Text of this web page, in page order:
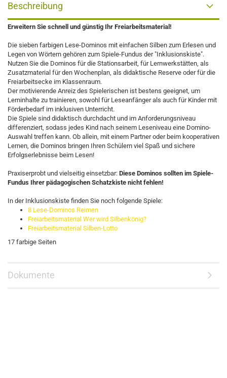
Beschreibung
Erweitern Sie schnell und günstig Ihr Freiarbeitsmaterial!
Die sieben farbigen Lese-Dominos mit einfachen Silben zum Erlesen und
Legen von Wörtern gehören zum Spiele-Fundus der "Inklusionskiste".
Nutzen Sie die Dominos für die Stationsarbeit, für Lernwerkstätten, als
Zusatzmaterial für den Wochenplan, als didaktische Reserve oder für die
Freiarbeitsecke im Klassenraum.
Der motivierende Anreiz des Spielerischen ist bestens geeignet, um
Lerninhalte zu trainieren, sowohl für Leseanfänger als auch für Kinder mit
Förderbedarf im inklusiven Unterricht.
Die Spiele sind didaktisch durchdacht und im Anforderungsniveau
differenziert, sodass jedes Kind nach seinem Leseniveau eine Domino-
Auswahl treffen kann. Ob allein, mit einem Partner oder beim kooperativen
Lernen, die Dominos bringen Ihren Schülern viel Spaß und sichere
Erfolgserlebnisse beim Lesen!
Praxiserprobt und vielseitig einsetzbar: Diese Dominos sollten im Spiele-
Fundus Ihrer pädagogischen Schatzkiste nicht fehlen!
In der Inklusionskiste finden Sie noch folgende Spiele:
8 Lese-Dominos Reimen
Freiarbeitsmaterial Wer wird Silbenkönig?
Freiarbeitsmaterial Silben-Lotto
17 farbige Seiten
Dokumente